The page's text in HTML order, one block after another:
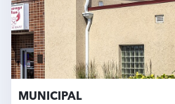
MUNICIPAL